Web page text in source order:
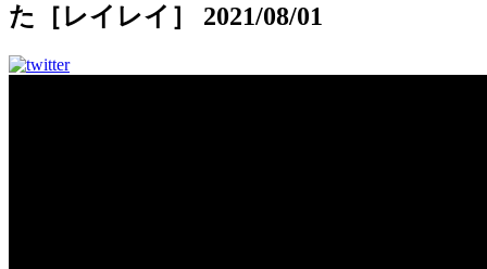
た［レイレイ］ 2021/08/01